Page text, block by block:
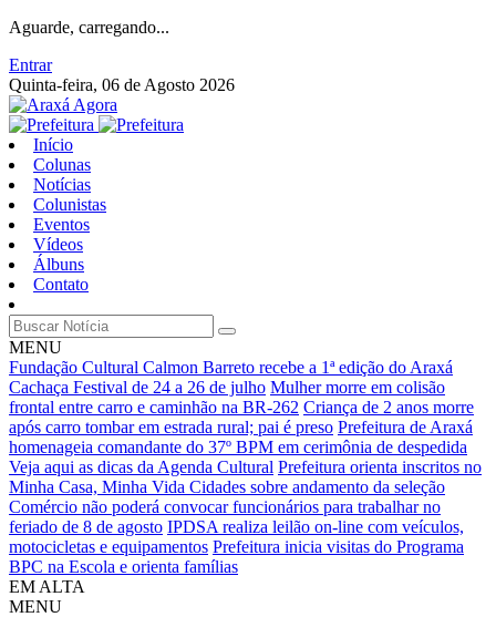
Aguarde, carregando...
Entrar
Quinta-feira, 06 de Agosto 2026
Início
Colunas
Notícias
Colunistas
Eventos
Vídeos
Álbuns
Contato
MENU
Fundação Cultural Calmon Barreto recebe a 1ª edição do Araxá
Cachaça Festival de 24 a 26 de julho Mulher morre em colisão
frontal entre carro e caminhão na BR-262 Criança de 2 anos morre
após carro tombar em estrada rural; pai é preso Prefeitura de Araxá
homenageia comandante do 37º BPM em cerimônia de despedida
Veja aqui as dicas da Agenda Cultural Prefeitura orienta inscritos no
Minha Casa, Minha Vida Cidades sobre andamento da seleção
Comércio não poderá convocar funcionários para trabalhar no
feriado de 8 de agosto IPDSA realiza leilão on-line com veículos,
motocicletas e equipamentos Prefeitura inicia visitas do Programa
BPC na Escola e orienta famílias
EM ALTA
MENU